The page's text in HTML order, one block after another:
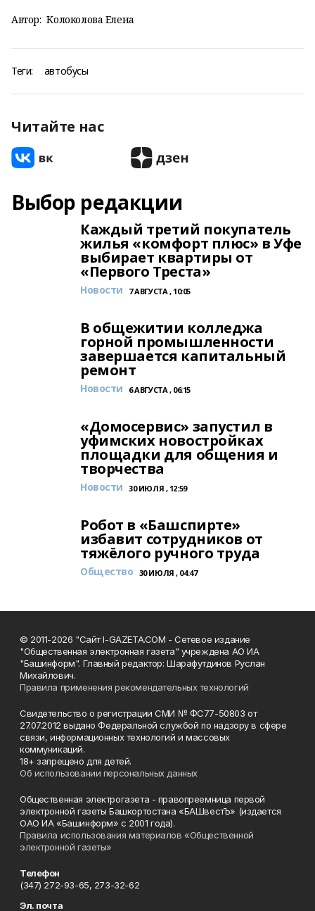
Автор: Колоколова Елена
Теги: автобусы
Читайте нас
Выбор редакции
Каждый третий покупатель
жилья «комфорт плюс» в Уфе
выбирает квартиры от
«Первого Треста»
Новости 7 АВГУСТА , 10:05
В общежитии колледжа
горной промышленности
завершается капитальный
ремонт
Новости 6 АВГУСТА , 06:15
«Домосервис» запустил в
уфимских новостройках
площадки для общения и
творчества
Новости 30 ИЮЛЯ , 12:59
Робот в «Башспирте»
избавит сотрудников от
тяжёлого ручного труда
Общество 30 ИЮЛЯ , 04:47
© 2011-2026 "Сайт I-GAZETA.COM - Сетевое издание
"Общественная электронная газета" учреждена АО ИА
"Башинформ". Главный редактор: Шарафутдинов Руслан
Михайлович.
Правила применения рекомендательных технологий
Свидетельство о регистрации СМИ № ФС77-50803 от
27.07.2012 выдано Федеральной службой по надзору в сфере
связи, информационных технологий и массовых
коммуникаций.
18+ запрещено для детей.
Об использовании персональных данных
Общественная электрогазета - правопреемница первой
электронной газеты Башкортостана «БАШвестЪ» (издается
ОАО ИА «Башинформ» с 2001 года).
Правила использования материалов «Общественной
электронной газеты»
Телефон
(347) 272-93-65, 273-32-62
Эл. почта